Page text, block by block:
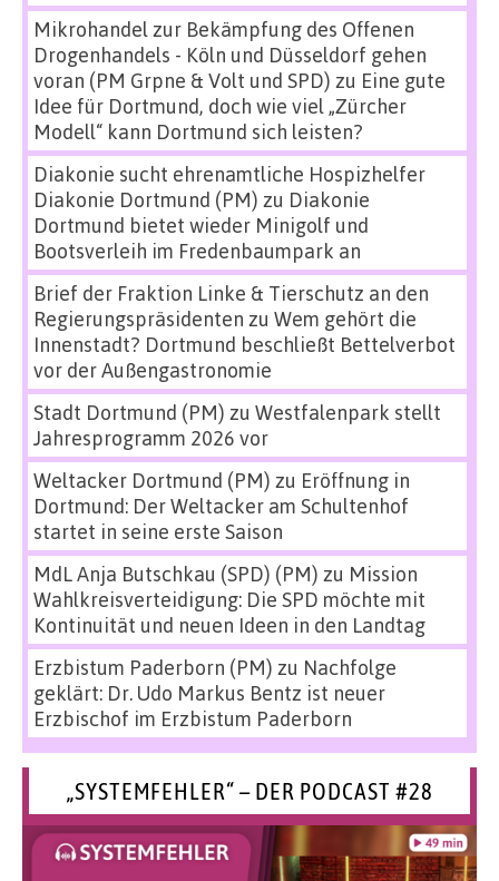
Mikrohandel zur Bekämpfung des Offenen
Drogenhandels - Köln und Düsseldorf gehen
voran (PM Grpne & Volt und SPD) zu Eine gute
Idee für Dortmund, doch wie viel „Zürcher
Modell“ kann Dortmund sich leisten?
Diakonie sucht ehrenamtliche Hospizhelfer
Diakonie Dortmund (PM) zu Diakonie
Dortmund bietet wieder Minigolf und
Bootsverleih im Fredenbaumpark an
Brief der Fraktion Linke & Tierschutz an den
Regierungspräsidenten zu Wem gehört die
Innenstadt? Dortmund beschließt Bettelverbot
vor der Außengastronomie
Stadt Dortmund (PM) zu Westfalenpark stellt
Jahresprogramm 2026 vor
Weltacker Dortmund (PM) zu Eröffnung in
Dortmund: Der Weltacker am Schultenhof
startet in seine erste Saison
MdL Anja Butschkau (SPD) (PM) zu Mission
Wahlkreisverteidigung: Die SPD möchte mit
Kontinuität und neuen Ideen in den Landtag
Erzbistum Paderborn (PM) zu Nachfolge
geklärt: Dr. Udo Markus Bentz ist neuer
Erzbischof im Erzbistum Paderborn
„SYSTEMFEHLER“ – DER PODCAST #28